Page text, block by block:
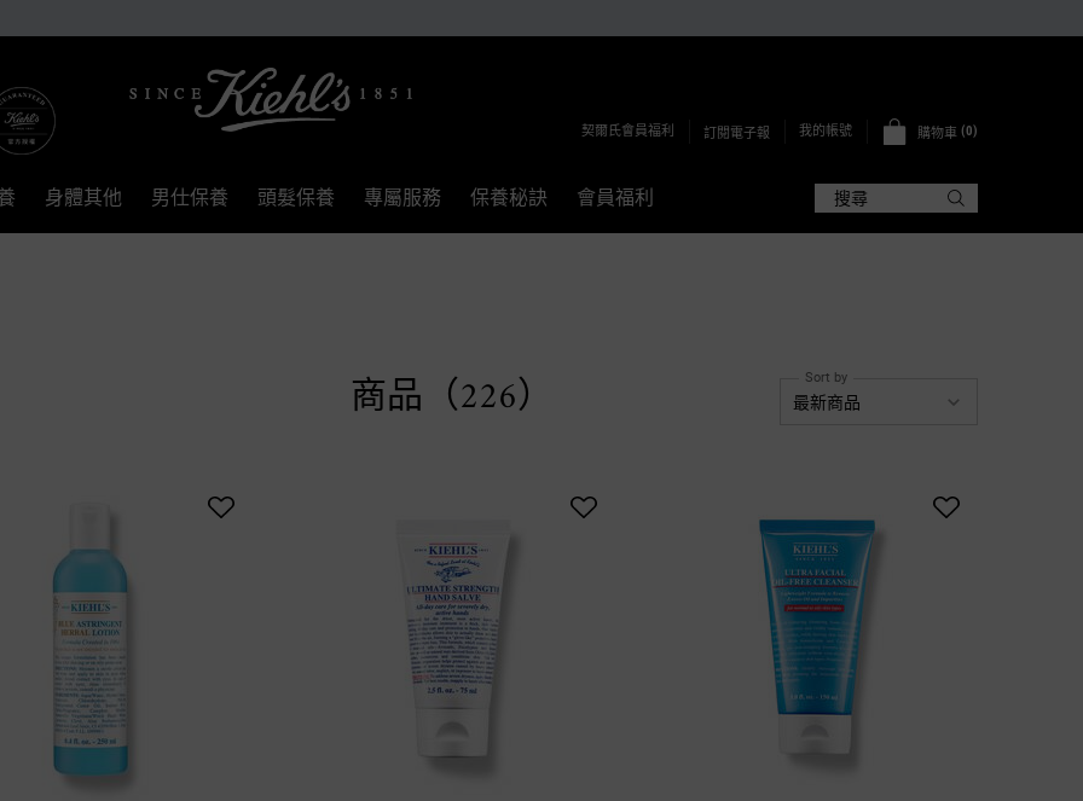
契爾氏會員福利 訂閱電子報 我的帳號 購物車 0
0 PRODUCT IN CART
身體其他 男仕保養 頭髮保養 專屬服務 保養秘訣 會員福利 搜尋
商品（226） Sort by